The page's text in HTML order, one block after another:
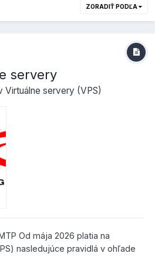
ZORADIŤ PODĽA
servery
Virtuálne servery (VPS)
Od mája 2026 platia na
nasledujúce pravidlá v ohľade